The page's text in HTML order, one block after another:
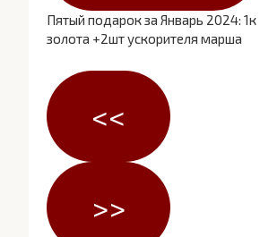
Пятый подарок за Январь 2024: 1к
золота +2шт ускорителя марша
<<
>>